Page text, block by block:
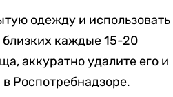
одежду и использовать
каждые 15-20
аккуратно удалите его и
Роспотребнадзоре.